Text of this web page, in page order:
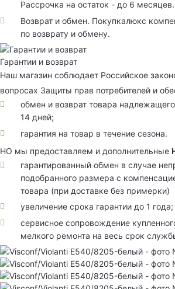
Рассрочка на остаток - до 6 месяцев.
Возврат и обмен. Покупкалюкс
по возврату и обмену.
Гарантии и возврат
Наш магазин соблюдает Российское
вопросах Защиты прав потребителей и
обмен и возврат товара
14 дней;
гарантия на товар в течение сезона.
НО мы предоставляем и дополнительные
гарантированный обмен в случае
подобранного размера с
товара (при доставке без примерки)
увеличение срока гарантии до 1 года;
сервисное сопровождение
мелкого ремонта на весь срок